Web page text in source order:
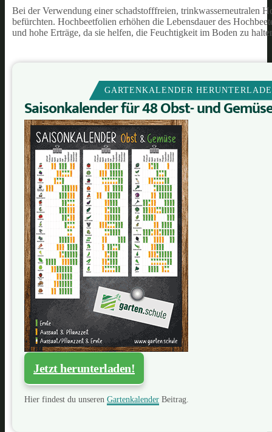
Bei der Verwendung einer schadstofffreien, trinkwasserneutralen
befürchten. Hochbeetfolien erhöhen die Lebensdauer des
und hohe Erträge, da sie helfen, die Feuchtigkeit im Boden zu
GARTENKALENDER
Saisonkalender für 48 Obst- und
Jetzt herunterladen!
Hier findest du unseren Gartenkalender Beitrag.